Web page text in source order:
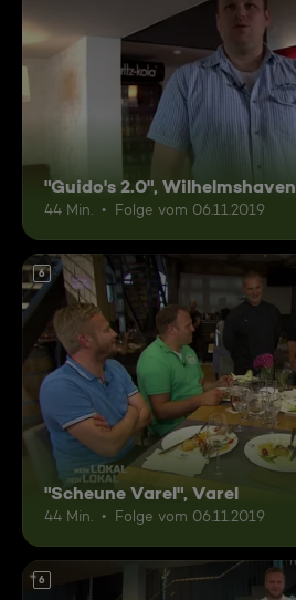
"Guido's 2.0", Wilhelmshaven
44 Min. Folge vom 06.11.2019
6
"Scheune Varel", Varel
44 Min. Folge vom 06.11.2019
6